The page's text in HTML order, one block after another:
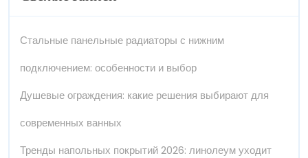
Стальные панельные радиаторы с нижним
подключением: особенности и выбор
Душевые ограждения: какие решения выбирают для
современных ванных
Тренды напольных покрытий 2026: линолеум уходит